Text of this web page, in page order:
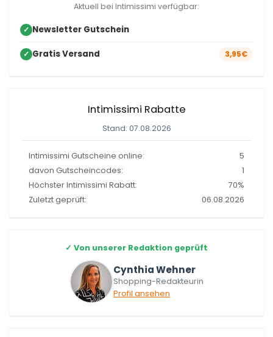
Aktuell bei Intimissimi verfügbar:
✓ Newsletter Gutschein
✓ Gratis Versand 3,95€
Intimissimi Rabatte
Stand: 07.08.2026
Intimissimi Gutscheine online:
5
davon Gutscheincodes:
1
Höchster Intimissimi Rabatt:
70%
Zuletzt geprüft:
06.08.2026
✓ Von unserer Redaktion geprüft
Cynthia Wehner
Shopping-Redakteurin
Profil ansehen